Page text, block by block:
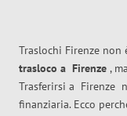
Traslochi Firenze
trasloco a Firenze ,
Trasferirsi a Firenze
finanziaria. Ecco